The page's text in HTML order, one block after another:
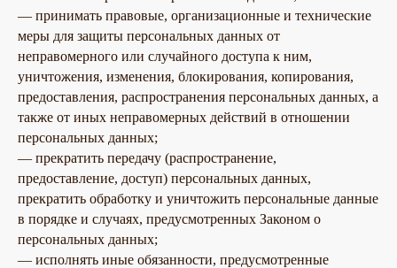
— принимать правовые, организационные и технические
меры для защиты персональных данных от
неправомерного или случайного доступа к ним,
уничтожения, изменения, блокирования, копирования,
предоставления, распространения персональных данных, а
также от иных неправомерных действий в отношении
персональных данных;
— прекратить передачу (распространение,
предоставление, доступ) персональных данных,
прекратить обработку и уничтожить персональные данные
в порядке и случаях, предусмотренных Законом о
персональных данных;
— исполнять иные обязанности, предусмотренные